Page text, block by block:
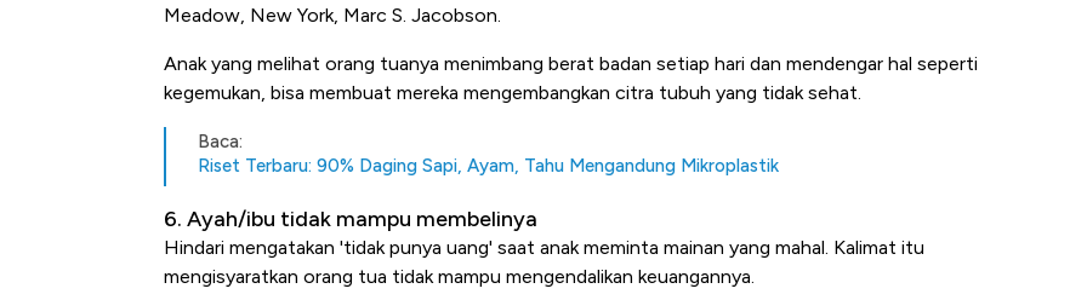
Meadow, New York, Marc S. Jacobson.
Anak yang melihat orang tuanya menimbang berat badan setiap hari dan mendengar hal seperti
kegemukan, bisa membuat mereka mengembangkan citra tubuh yang tidak sehat.
Baca:
Riset Terbaru: 90% Daging Sapi, Ayam, Tahu Mengandung Mikroplastik
6. Ayah/ibu tidak mampu membelinya
Hindari mengatakan 'tidak punya uang' saat anak meminta mainan yang mahal. Kalimat itu
mengisyaratkan orang tua tidak mampu mengendalikan keuangannya.